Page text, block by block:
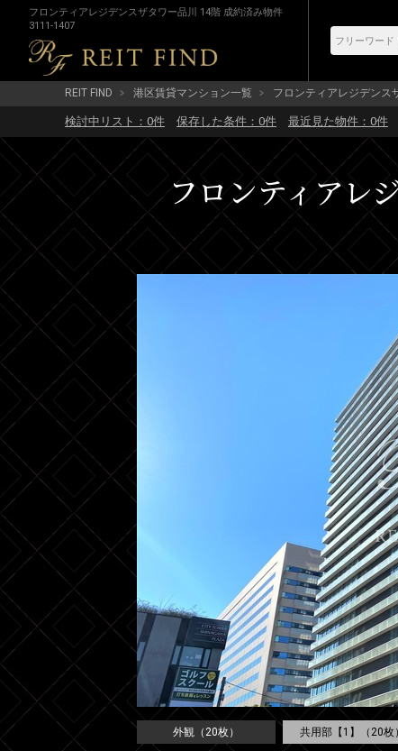
フロンティアレジデンスザタワー品川 14階 成約済み物件
3111-1407
REIT FIND 港区賃貸マンション一覧 フロンティアレジデンス
検討中リスト： 0件 保存した条件： 0件 最近見た物件： 0件
フロンティアレ
外観（20枚） 共用部【1】（20枚）